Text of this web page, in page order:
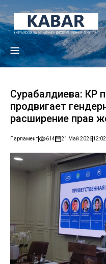
Сурабалдиева: КР
продвигает
расширение прав
Парламент 614 21 Май 202612:02